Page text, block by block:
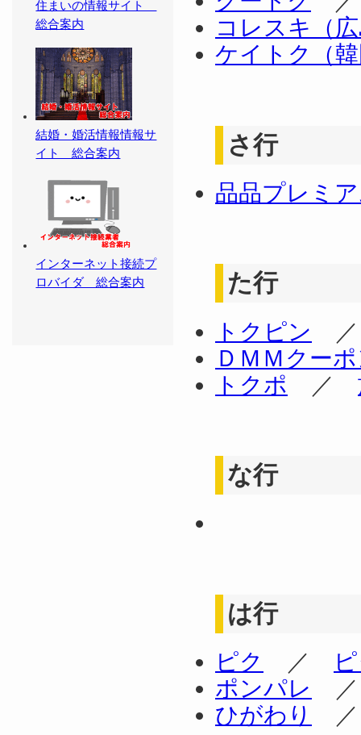
コレスキ（
ケイトク（
さ行
品品プレミ
た行
トクピン
ＤＭＭクー
トクポ ／
な行
は行
ピク ／
ポンパレ
ひがわり
住まいの情報サイト
総合案内
結婚・婚活情報情報サ
イト 総合案内
インターネット接続プ
ロバイダ 総合案内